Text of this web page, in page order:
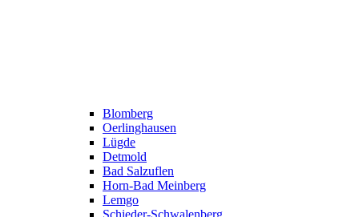
Blomberg
Oerlinghausen
Lügde
Detmold
Bad Salzuflen
Horn-Bad Meinberg
Lemgo
Schieder-Schwalenberg